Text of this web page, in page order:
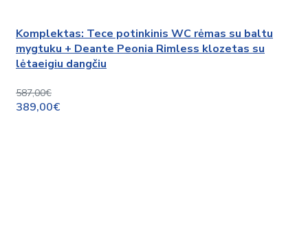
Komplektas: Tece potinkinis WC rėmas su baltu
mygtuku + Deante Peonia Rimless klozetas su
lėtaeigiu dangčiu
587,00€
389,00€